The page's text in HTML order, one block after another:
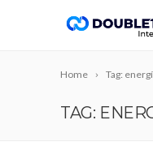
Home Tag:
TAG: